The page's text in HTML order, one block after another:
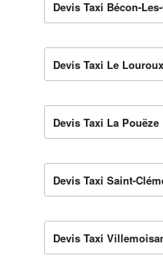
Devis Taxi Bécon-
Devis Taxi Le
Devis Taxi La Pouëze
Devis Taxi Saint-
Devis Taxi